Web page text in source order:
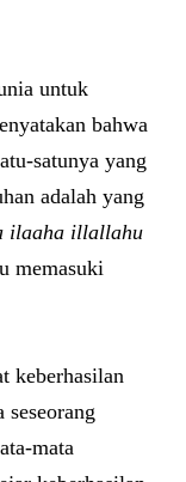
untuk
bahwa
satunya yang
adalah yang
ilaaha illallahu
memasuki
keberhasilan
mata